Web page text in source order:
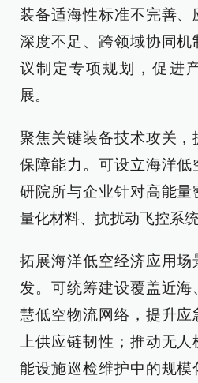
装备适海性标准不完善
深度不足、跨领域协同
议制定专项规划，促进
展。
聚焦关键装备技术攻关
保障能力。可设立海洋
研院所与企业针对高能
量化材料、抗扰动飞控系
拓展海洋低空经济应用
发。可统筹建设覆盖近
慧低空物流网络，提升
上供应链韧性；推动无
能设施巡检维护中的规